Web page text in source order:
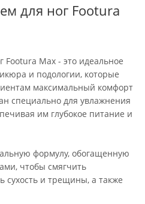
для ног Footura
Max - это идеальное
и подологии, которые
максимальный комфорт
специально для увлажнения
им глубокое питание и
формулу, обогащенную
чтобы смягчить
сухость и трещины, а также